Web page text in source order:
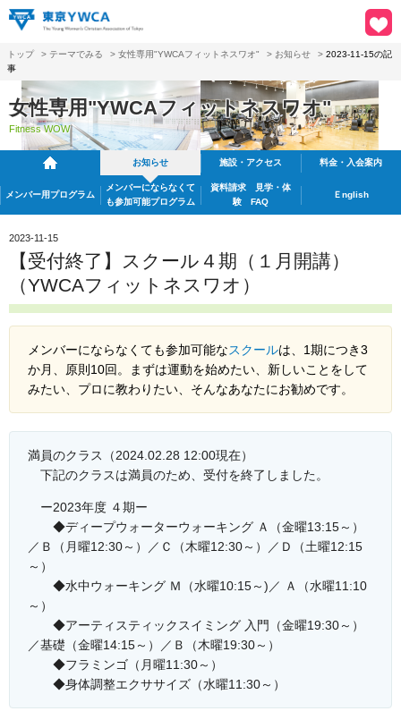
トップ > テーマでみる > 女性専用"YWCAフィットネスワオ" > お知らせ > 2023-11-15の記
事
女性専用"YWCAフィットネスワオ"
Fitness WOW
お知らせ 施設・アクセス 料金・入会案内
メンバー用プログラム
メンバーにならなくて
も参加可能プログラム
資料請求
見学・体
験 FAQ
Ｅnglish
2023-11-15
【受付終了】スクール４期（１月開講）
（YWCAフィットネスワオ）
メンバーにならなくても参加可能なスクールは、 1期につき3
か月、原則10回。まずは運動を始めたい、新しいことをして
みたい、プロに教わりたい、そんなあなたにお勧めです。
満員のクラス（2024.02.28 12:00現在）
下記のクラスは満員のため、受付を終了しました。
ー2023年度 ４期ー
◆ディープウォーターウォーキング Ａ（金曜13:15～）
／Ｂ（月曜12:30～）／Ｃ（木曜12:30～）／Ｄ（土曜12:15
～）
◆水中ウォーキング Ｍ（水曜10:15～)／ Ａ（水曜11:10
～）
◆アーティスティックスイミング 入門（金曜19:30～）
／基礎（金曜14:15～）／Ｂ（木曜19:30～）
◆フラミンゴ（月曜11:30～）
◆身体調整エクササイズ（水曜11:30～）